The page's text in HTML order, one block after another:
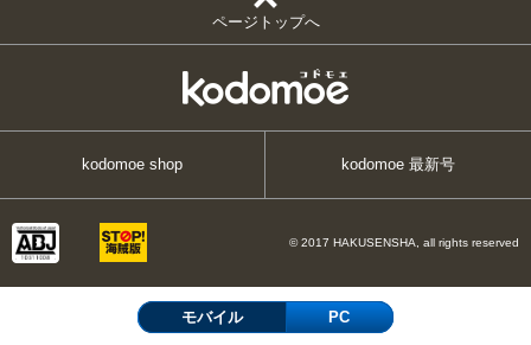
ページトップへ
kodomoe shop kodomoe 最新号
© 2017 HAKUSENSHA, all rights reserved
モバイル PC